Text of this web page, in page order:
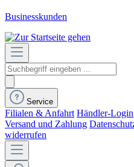
Businesskunden
Service
Filialen & Anfahrt Händler-Login
Versand und Zahlung
widerrufen